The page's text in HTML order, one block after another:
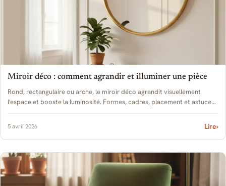
Miroir déco : comment agrandir et illuminer une pièce
Rond, rectangulaire ou arche, le miroir déco agrandit visuellement
l'espace et booste la luminosité. Formes, cadres, placement et astuces
pour chaque pièce.
5 avril 2026 Lire›